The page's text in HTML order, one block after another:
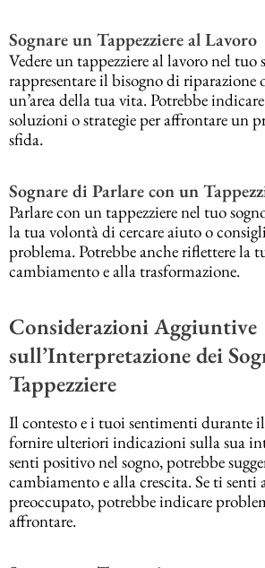
Sognare un Tappezziere al Lavoro
Vedere un tappezziere al lavoro nel tuo
rappresentare il bisogno di
un’area della tua vita. Potrebbe
soluzioni o strategie per affrontare un
sfida.
Sognare di Parlare con un
Parlare con un tappezziere nel tuo
la tua volontà di cercare aiuto o
problema. Potrebbe anche riflettere la
cambiamento e alla trasformazione.
Considerazioni Aggiuntive
sull’Interpretazione dei
Tappezziere
Il contesto e i tuoi sentimenti durante
fornire ulteriori indicazioni sulla sua
senti positivo nel sogno, potrebbe
cambiamento e alla crescita. Se ti senti
preoccupato, potrebbe indicare
affrontare.